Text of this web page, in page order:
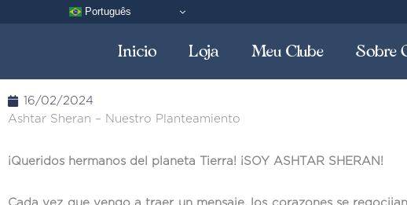
Português
Inicio Loja Meu Clube Sobre
16/02/2024
Ashtar Sheran – Nuestro Planteamiento
¡Queridos hermanos del planeta Tierra! ¡SOY ASHTAR SHERAN!